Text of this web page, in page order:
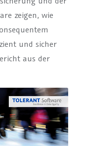
zeigen, wie
und sicher
aus der